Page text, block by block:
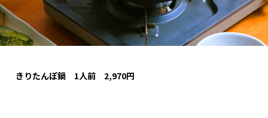
きりたんぽ鍋 1人前 2,970円